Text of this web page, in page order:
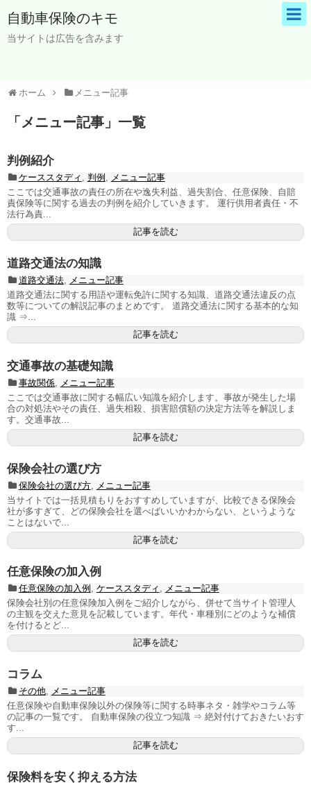
自動車保険のキモ
当サイトは広告を含みます
ホーム メニュー記事
「 メニュー記事 」 一覧
判例紹介
ケーススタディ , 判例 , メニュー記事
ここでは交通事故の責任の所在や逸失利益、過失割合、任意保険、自賠
責保険等に関する過去の判例を紹介していきます。 運行供用者責任・不
法行為責...
記事を読む
道路交通法の知識
道路交通法, メニュー記事
道路交通法に関する用語や運転免許に関する知識、道路交通法違反の点
数等についての解説記事のまとめです。 道路交通法に関する基本的な知
識 ⇒...
記事を読む
交通事故の基礎知識
事故関係, メニュー記事
ここでは交通事故に関する幅広い知識を紹介します。事故が発生した場
合の対処法やその責任、過失相殺、損害賠償額の決定方法等を解説しま
す。交通事故...
記事を読む
保険会社の選び方
保険会社の選び方, メニュー記事
当サイトでは一括見積もりをおすすめしていますが、比較できる保険会
社が多すぎて、どの保険会社を選べばいいかわからない、というような
ことはないで...
記事を読む
任意保険の加入例
任意保険の加入例 , ケーススタディ , メニュー記事
保険会社別の任意保険加入例をご紹介しながら、併せて当サイト管理人
の主観を交えた意見を記載しています。年代・車種別にどのような補償
を付けるとど...
記事を読む
コラム
その他, メニュー記事
任意保険や自動車保険以外の保険等に関する時事ネタ・雑学やコラム等
の記事の一覧です。 自動車保険の役立つ知識 ⇒ 絶対付けておきたいおす
す...
記事を読む
保険料を安く抑える方法